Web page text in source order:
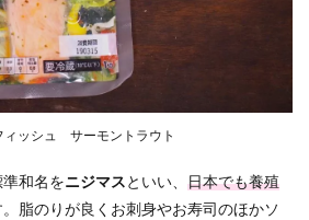
ィッシュ サーモントラウト
準和名をニジマス といい、 日本でも養殖
。脂のりが良くお刺身やお寿司のほかソ